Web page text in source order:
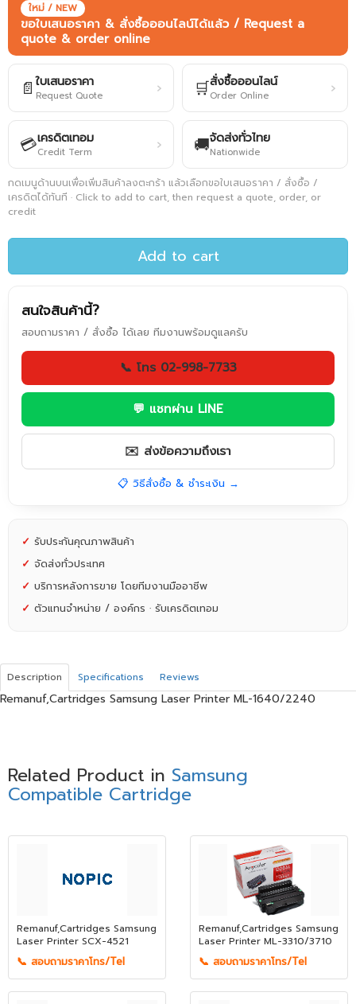
ใหม่ / NEW
ขอใบเสนอราคา & สั่งซื้อออนไลน์ได้แล้ว / Request a
quote & order online
📄 ใบเสนอราคา
Request Quote › 🛒สั่งซื้อออนไลน์
Order Online ›
💳เครดิตเทอม
Credit Term › 🚚จัดส่งทั่วไทย
Nationwide
กดเมนูด้านบนเพื่อเพิ่มสินค้าลงตะกร้า แล้วเลือกขอใบเสนอราคา / สั่งซื้อ /
เครดิตได้ทันที · Click to add to cart, then request a quote, order, or
credit
Add to cart
สนใจสินค้านี้?
สอบถามราคา / สั่งซื้อ ได้เลย ทีมงานพร้อมดูแลครับ
📞 โทร 02-998-7733
💬 แชทผ่าน LINE
✉️ ส่งข้อความถึงเรา
📋 วิธีสั่งซื้อ & ชำระเงิน →
✓ รับประกันคุณภาพสินค้า
✓ จัดส่งทั่วประเทศ
✓ บริการหลังการขาย โดยทีมงานมืออาชีพ
✓ ตัวแทนจำหน่าย / องค์กร · รับเครดิตเทอม
Description Specifications Reviews
Remanuf,Cartridges Samsung Laser Printer ML-1640/2240
Related Product in Samsung
Compatible Cartridge
Remanuf,Cartridges Samsung
Laser Printer SCX-4521
📞 สอบถามราคาโทร/Tel
Remanuf,Cartridges Samsung
Laser Printer ML-3310/3710
📞 สอบถามราคาโทร/Tel